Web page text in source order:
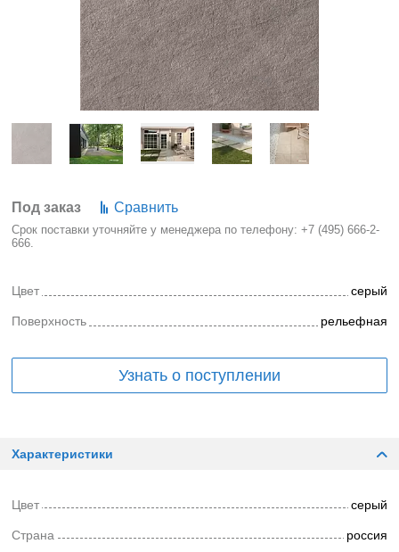
Под заказ Сравнить
Срок поставки уточняйте у менеджера по телефону: +7 (495) 666-2-
666.
Цвет серый
Поверхность рельефная
Узнать о поступлении
Характеристики
Цвет серый
Страна россия